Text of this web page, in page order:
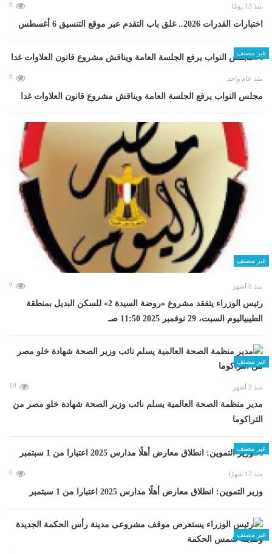
منذ 13 يومًا 0
اختبارات القدرات 2026.. غلق باب التقدم عبر موقع التنسيق 6 أغسطس
غير مصنف
منذ عام واحد 0
مجلس النواب يرفع الجلسة العامة ويناقش مشروع قانون العلاوات غدا
غير مصنف
منذ 8 أشهر 0
رئيس الوزراء يتفقد مشروع «روضة السيدة 2» للسكن البديل بمنطقة
الطيبياليوم السبت، 29 نوفمبر 2025 11:50 صـ
غير مصنف
منذ 3 أشهر 10
مدير منظمة الصحة العالمية يسلم نائب وزير الصحة شهادة خلو مصر من
التراكوما
غير مصنف
منذ 12 شهرًا 0
وزير التموين: انطلاق معارض أهلًا مدارس 2025 اعتبارا من 1 سبتمبر
غير مصنف